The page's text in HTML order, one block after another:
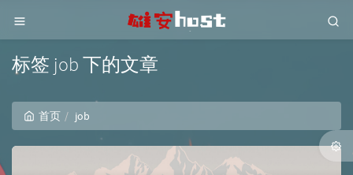
标签 job 下的文章
首页 job